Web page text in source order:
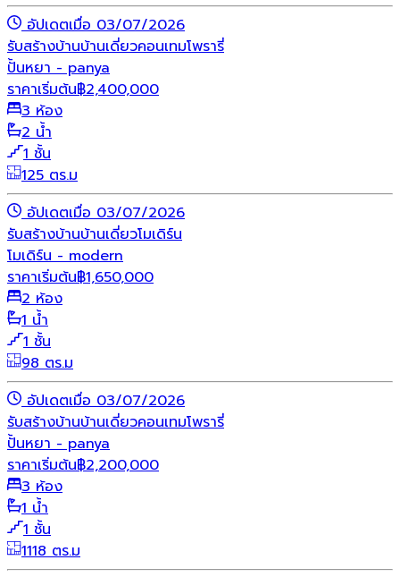
อัปเดตเมื่อ 03/07/2026
รับสร้างบ้านบ้านเดี่ยวคอนเทมโพรารี่
ปั้นหยา - panya
ราคาเริ่มต้น฿2,400,000
3 ห้อง
2 น้ำ
1 ชั้น
125 ตร.ม
อัปเดตเมื่อ 03/07/2026
รับสร้างบ้านบ้านเดี่ยวโมเดิร์น
โมเดิร์น - modern
ราคาเริ่มต้น฿1,650,000
2 ห้อง
1 น้ำ
1 ชั้น
98 ตร.ม
อัปเดตเมื่อ 03/07/2026
รับสร้างบ้านบ้านเดี่ยวคอนเทมโพรารี่
ปั้นหยา - panya
ราคาเริ่มต้น฿2,200,000
3 ห้อง
1 น้ำ
1 ชั้น
1118 ตร.ม